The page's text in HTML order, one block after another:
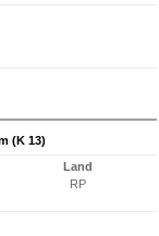
(K 13)
Land
RP